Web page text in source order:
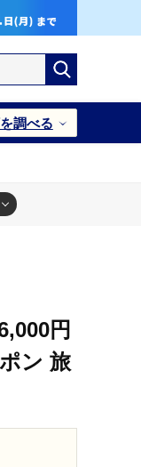
調べる
円
ン 旅